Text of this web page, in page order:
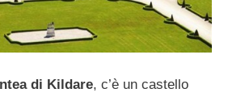
di Kildare, c’è un castello